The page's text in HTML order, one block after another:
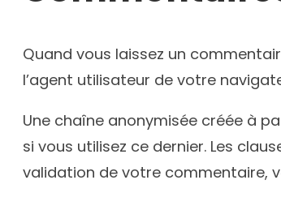
Quand vous laissez un
l’agent utilisateur de votre
Une chaîne anonymisée créée à
si vous utilisez ce dernier. Les
validation de votre commentaire,